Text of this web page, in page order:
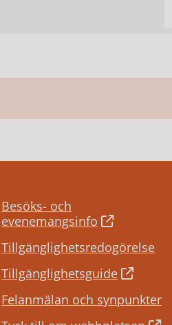
Besöks- och
evenemangsinfo
Tillgänglighetsredogörelse
Tillgänglighetsguide
Felanmälan och synpunkter